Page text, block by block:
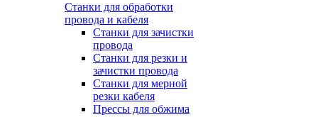
Станки для обработки
провода и кабеля
Станки для зачистки
провода
Станки для резки и
зачистки провода
Станки для мерной
резки кабеля
Прессы для обжима